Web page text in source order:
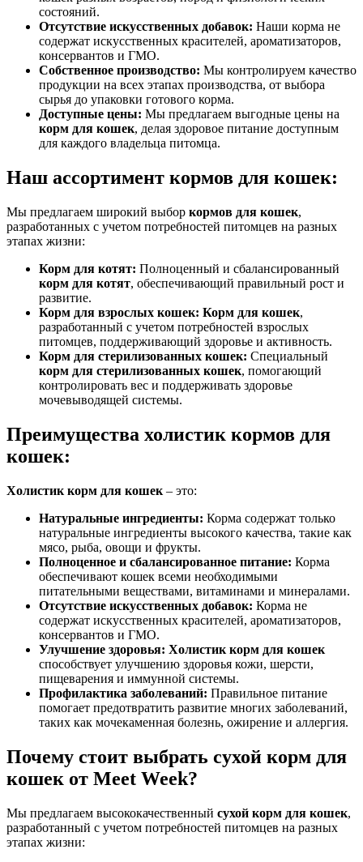
состояний.
Отсутствие искусственных добавок: Наши корма не
содержат искусственных красителей, ароматизаторов,
консервантов и ГМО.
Собственное производство: Мы контролируем качество
продукции на всех этапах производства, от выбора
сырья до упаковки готового корма.
Доступные цены: Мы предлагаем выгодные цены на
корм для кошек, делая здоровое питание доступным
для каждого владельца питомца.
Наш ассортимент кормов для кошек:
Мы предлагаем широкий выбор кормов для кошек,
разработанных с учетом потребностей питомцев на разных
этапах жизни:
Корм для котят: Полноценный и сбалансированный
корм для котят, обеспечивающий правильный рост и
развитие.
Корм для взрослых кошек: Корм для кошек,
разработанный с учетом потребностей взрослых
питомцев, поддерживающий здоровье и активность.
Корм для стерилизованных кошек: Специальный
корм для стерилизованных кошек, помогающий
контролировать вес и поддерживать здоровье
мочевыводящей системы.
Преимущества холистик кормов для
кошек:
Холистик корм для кошек – это:
Натуральные ингредиенты: Корма содержат только
натуральные ингредиенты высокого качества, такие как
мясо, рыба, овощи и фрукты.
Полноценное и сбалансированное питание: Корма
обеспечивают кошек всеми необходимыми
питательными веществами, витаминами и минералами.
Отсутствие искусственных добавок: Корма не
содержат искусственных красителей, ароматизаторов,
консервантов и ГМО.
Улучшение здоровья: Холистик корм для кошек
способствует улучшению здоровья кожи, шерсти,
пищеварения и иммунной системы.
Профилактика заболеваний: Правильное питание
помогает предотвратить развитие многих заболеваний,
таких как мочекаменная болезнь, ожирение и аллергия.
Почему стоит выбрать сухой корм для
кошек от Meet Week?
Мы предлагаем высококачественный сухой корм для кошек,
разработанный с учетом потребностей питомцев на разных
этапах жизни: